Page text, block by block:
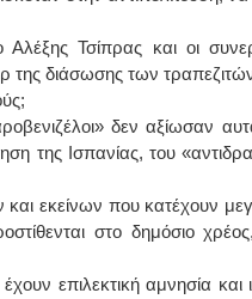
Τσίπρας και οι
της διάσωσης των
δεν αξίωσαν
της Ισπανίας, του
εκείνων που κατέχουν
στο δημόσιο
επιλεκτική αμνησία και